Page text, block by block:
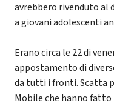
avrebbero rivenduto al
a giovani adolescenti
Erano circa le 22 di
appostamento di
da tutti i fronti. Scatta
Mobile che hanno